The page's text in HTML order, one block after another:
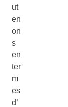
ut
en
on
s
en
ter
m
es
d’